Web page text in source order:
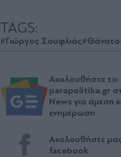
TAGS:
#Γιώργος Σουφλιάς
Ακολουθήστε το
parapolitika.gr
News για άμεση
ενημέρωση
Ακολουθήστε
facebook